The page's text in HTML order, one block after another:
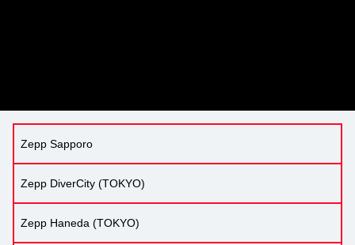
Zepp Sapporo
Zepp DiverCity (TOKYO)
Zepp Haneda (TOKYO)